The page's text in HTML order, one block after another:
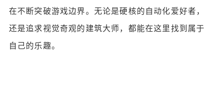
在不断突破游戏边界。无论是硬核的自动化爱好者，
还是追求视觉奇观的建筑大师，都能在这里找到属于
自己的乐趣。